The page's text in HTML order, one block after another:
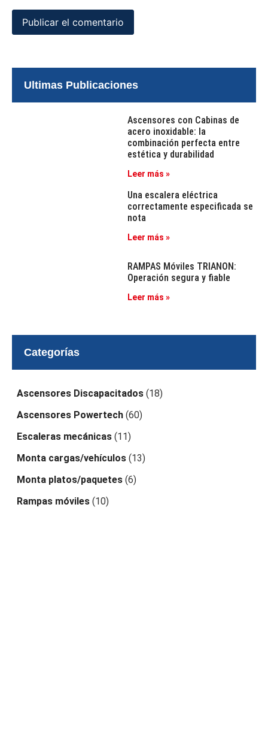
Ultimas Publicaciones
Ascensores con Cabinas de
acero inoxidable: la
combinación perfecta entre
estética y durabilidad
Leer más »
Una escalera eléctrica
correctamente especificada se
nota
Leer más »
RAMPAS Móviles TRIANON:
Operación segura y fiable
Leer más »
Categorías
Ascensores Discapacitados (18)
Ascensores Powertech (60)
Escaleras mecánicas (11)
Monta cargas/vehículos (13)
Monta platos/paquetes (6)
Rampas móviles (10)